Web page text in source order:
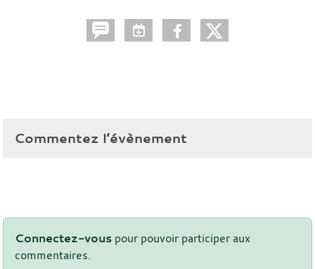
Commentez l’évènement
Connectez-vous pour pouvoir participer aux
commentaires.